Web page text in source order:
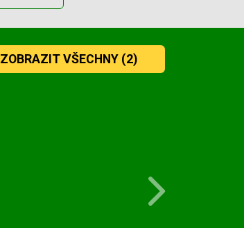
ZOBRAZIT VŠECHNY(2)